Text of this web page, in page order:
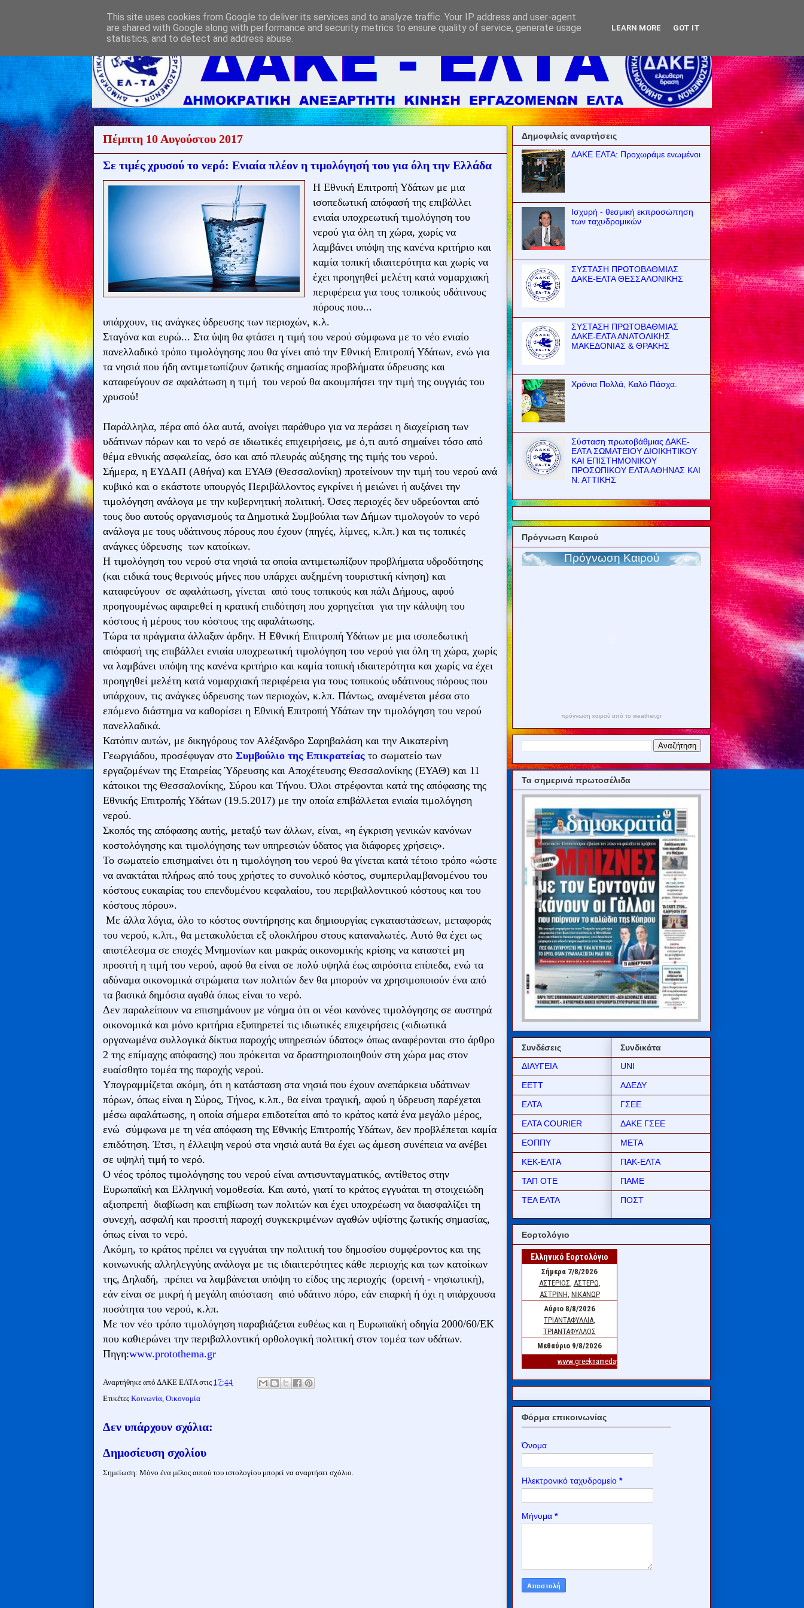
Πέμπτη 10 Αυγούστου 2017
Σε τιμές χρυσού το νερό: Ενιαία πλέον η τιμολόγησή του για όλη την Ελλάδα
Η Εθνική Επιτροπή Υδάτων με μια
ισοπεδωτική απόφασή της επιβάλλει
ενιαία υποχρεωτική τιμολόγηση του
νερού για όλη τη χώρα, χωρίς να
λαμβάνει υπόψη της κανένα κριτήριο και
καμία τοπική ιδιαιτερότητα και χωρίς να
έχει προηγηθεί μελέτη κατά νομαρχιακή
περιφέρεια για τους τοπικούς υδάτινους
πόρους που...
υπάρχουν, τις ανάγκες ύδρευσης των περιοχών, κ.λ.
Σταγόνα και ευρώ... Στα ύψη θα φτάσει η τιμή του νερού σύμφωνα με το νέο ενιαίο
πανελλαδικό τρόπο τιμολόγησης που θα γίνει από την Εθνική Επιτροπή Υδάτων, ενώ για
τα νησιά που ήδη αντιμετωπίζουν ζωτικής σημασίας προβλήματα ύδρευσης και
καταφεύγουν σε αφαλάτωση η τιμή του νερού θα ακουμπήσει την τιμή της ουγγιάς του
χρυσού!
Παράλληλα, πέρα από όλα αυτά, ανοίγει παράθυρο για να περάσει η διαχείριση των
υδάτινων πόρων και το νερό σε ιδιωτικές επιχειρήσεις, με ό,τι αυτό σημαίνει τόσο από
θέμα εθνικής ασφαλείας, όσο και από πλευράς αύξησης της τιμής του νερού.
Σήμερα, η ΕΥΔΑΠ (Αθήνα) και ΕΥΑΘ (Θεσσαλονίκη) προτείνουν την τιμή του νερού ανά
κυβικό και ο εκάστοτε υπουργός Περιβάλλοντος εγκρίνει ή μειώνει ή αυξάνει την
τιμολόγηση ανάλογα με την κυβερνητική πολιτική. Όσες περιοχές δεν υδρεύονται από
τους δυο αυτούς οργανισμούς τα Δημοτικά Συμβούλια των Δήμων τιμολογούν το νερό
ανάλογα με τους υδάτινους πόρους που έχουν (πηγές, λίμνες, κ.λπ.) και τις τοπικές
ανάγκες ύδρευσης των κατοίκων.
Η τιμολόγηση του νερού στα νησιά τα οποία αντιμετωπίζουν προβλήματα υδροδότησης
(και ειδικά τους θερινούς μήνες που υπάρχει αυξημένη τουριστική κίνηση) και
καταφεύγουν σε αφαλάτωση, γίνεται από τους τοπικούς και πάλι Δήμους, αφού
προηγουμένως αφαιρεθεί η κρατική επιδότηση που χορηγείται για την κάλυψη του
κόστους ή μέρους του κόστους της αφαλάτωσης.
Τώρα τα πράγματα άλλαξαν άρδην. Η Εθνική Επιτροπή Υδάτων με μια ισοπεδωτική
απόφασή της επιβάλλει ενιαία υποχρεωτική τιμολόγηση του νερού για όλη τη χώρα, χωρίς
να λαμβάνει υπόψη της κανένα κριτήριο και καμία τοπική ιδιαιτερότητα και χωρίς να έχει
προηγηθεί μελέτη κατά νομαρχιακή περιφέρεια για τους τοπικούς υδάτινους πόρους που
υπάρχουν, τις ανάγκες ύδρευσης των περιοχών, κ.λπ. Πάντως, αναμένεται μέσα στο
επόμενο διάστημα να καθορίσει η Εθνική Επιτροπή Υδάτων την τιμολόγηση του νερού
πανελλαδικά.
Κατόπιν αυτών, με δικηγόρους τον Αλέξανδρο Σαρηβαλάση και την Αικατερίνη
Γεωργιάδου, προσέφυγαν στο Συμβούλιο της Επικρατείας το σωματείο των
εργαζομένων της Εταιρείας Ύδρευσης και Αποχέτευσης Θεσσαλονίκης (ΕΥΑΘ) και 11
κάτοικοι της Θεσσαλονίκης, Σύρου και Τήνου. Όλοι στρέφονται κατά της απόφασης της
Εθνικής Επιτροπής Υδάτων (19.5.2017) με την οποία επιβάλλεται ενιαία τιμολόγηση
νερού.
Σκοπός της απόφασης αυτής, μεταξύ των άλλων, είναι, «η έγκριση γενικών κανόνων
κοστολόγησης και τιμολόγησης των υπηρεσιών ύδατος για διάφορες χρήσεις».
Το σωματείο επισημαίνει ότι η τιμολόγηση του νερού θα γίνεται κατά τέτοιο τρόπο «ώστε
να ανακτάται πλήρως από τους χρήστες το συνολικό κόστος, συμπεριλαμβανομένου του
κόστους ευκαιρίας του επενδυμένου κεφαλαίου, του περιβαλλοντικού κόστους και του
κόστους πόρου».
Με άλλα λόγια, όλο το κόστος συντήρησης και δημιουργίας εγκαταστάσεων, μεταφοράς
του νερού, κ.λπ., θα μετακυλύεται εξ ολοκλήρου στους καταναλωτές. Αυτό θα έχει ως
αποτέλεσμα σε εποχές Μνημονίων και μακράς οικονομικής κρίσης να καταστεί μη
προσιτή η τιμή του νερού, αφού θα είναι σε πολύ υψηλά έως απρόσιτα επίπεδα, ενώ τα
αδύναμα οικονομικά στρώματα των πολιτών δεν θα μπορούν να χρησιμοποιούν ένα από
τα βασικά δημόσια αγαθά όπως είναι το νερό.
Δεν παραλείπουν να επισημάνουν με νόημα ότι οι νέοι κανόνες τιμολόγησης σε αυστηρά
οικονομικά και μόνο κριτήρια εξυπηρετεί τις ιδιωτικές επιχειρήσεις («ιδιωτικά
οργανωμένα συλλογικά δίκτυα παροχής υπηρεσιών ύδατος» όπως αναφέρονται στο άρθρο
2 της επίμαχης απόφασης) που πρόκειται να δραστηριοποιηθούν στη χώρα μας στον
ευαίσθητο τομέα της παροχής νερού.
Υπογραμμίζεται ακόμη, ότι η κατάσταση στα νησιά που έχουν ανεπάρκεια υδάτινων
πόρων, όπως είναι η Σύρος, Τήνος, κ.λπ., θα είναι τραγική, αφού η ύδρευση παρέχεται
μέσω αφαλάτωσης, η οποία σήμερα επιδοτείται από το κράτος κατά ένα μεγάλο μέρος,
ενώ σύμφωνα με τη νέα απόφαση της Εθνικής Επιτροπής Υδάτων, δεν προβλέπεται καμία
επιδότηση. Έτσι, η έλλειψη νερού στα νησιά αυτά θα έχει ως άμεση συνέπεια να ανέβει
σε υψηλή τιμή το νερό.
Ο νέος τρόπος τιμολόγησης του νερού είναι αντισυνταγματικός, αντίθετος στην
Ευρωπαϊκή και Ελληνική νομοθεσία. Και αυτό, γιατί το κράτος εγγυάται τη στοιχειώδη
αξιοπρεπή διαβίωση και επιβίωση των πολιτών και έχει υποχρέωση να διασφαλίζει τη
συνεχή, ασφαλή και προσιτή παροχή συγκεκριμένων αγαθών υψίστης ζωτικής σημασίας,
όπως είναι το νερό.
Ακόμη, το κράτος πρέπει να εγγυάται την πολιτική του δημοσίου συμφέροντος και της
κοινωνικής αλληλεγγύης ανάλογα με τις ιδιαιτερότητες κάθε περιοχής και των κατοίκων
της, Δηλαδή, πρέπει να λαμβάνεται υπόψη το είδος της περιοχής (ορεινή - νησιωτική),
εάν είναι σε μικρή ή μεγάλη απόσταση από υδάτινο πόρο, εάν επαρκή ή όχι η υπάρχουσα
ποσότητα του νερού, κ.λπ.
Με τον νέο τρόπο τιμολόγηση παραβιάζεται ευθέως και η Ευρωπαϊκή οδηγία 2000/60/ΕΚ
που καθιερώνει την περιβαλλοντική ορθολογική πολιτική στον τομέα των υδάτων.
Πηγη:www.protothema.gr
Αναρτήθηκε από ΔΑΚΕ ΕΛΤΑ στις 17:44
Ετικέτες Κοινωνία, Οικονομία
Δεν υπάρχουν σχόλια:
Δημοσίευση σχολίου
Σημείωση: Μόνο ένα μέλος αυτού του ιστολογίου μπορεί να αναρτήσει σχόλιο.
Δημοφιλείς αναρτήσεις
ΔΑΚΕ ΕΛΤΑ: Προχωράμε ενωμένοι
Ισχυρή - θεσμική εκπροσώπηση
των ταχυδρομικών
ΣΥΣΤΑΣΗ ΠΡΩΤΟΒΑΘΜΙΑΣ
ΔΑΚΕ-ΕΛΤΑ ΘΕΣΣΑΛΟΝΙΚΗΣ
ΣΥΣΤΑΣΗ ΠΡΩΤΟΒΑΘΜΙΑΣ
ΔΑΚΕ-ΕΛΤΑ ΑΝΑΤΟΛΙΚΗΣ
ΜΑΚΕΔΟΝΙΑΣ & ΘΡΑΚΗΣ
Χρόνια Πολλά, Καλό Πάσχα.
Σύσταση πρωτοβάθμιας ΔΑΚΕ-
ΕΛΤΑ ΣΩΜΑΤΕΙΟΥ ΔΙΟΙΚΗΤΙΚΟΥ
ΚΑΙ ΕΠΙΣΤΗΜΟΝΙΚΟΥ
ΠΡΟΣΩΠΙΚΟΥ ΕΛΤΑ ΑΘΗΝΑΣ ΚΑΙ
Ν. ΑΤΤΙΚΗΣ
Πρόγνωση Καιρού
πρόγνωση καιρού από το weather.gr
Τα σημερινά πρωτοσέλιδα
Συνδέσεις
ΔΙΑΥΓΕΙΑ
ΕΕΤΤ
ΕΛΤΑ
ΕΛΤΑ COURIER
ΕΟΠΠΥ
ΚΕΚ-ΕΛΤΑ
ΤΑΠ ΟΤΕ
ΤΕΑ ΕΛΤΑ
Συνδικάτα
UNI
ΑΔΕΔΥ
ΓΣΕΕ
ΔΑΚΕ ΓΣΕΕ
ΜΕΤΑ
ΠΑΚ-ΕΛΤΑ
ΠΑΜΕ
ΠΟΣΤ
Εορτολόγιο
Φόρμα επικοινωνίας
Όνομα
Ηλεκτρονικό ταχυδρομείο *
Μήνυμα *
This site uses cookies from Google to deliver its services and to analyze traffic. Your IP address and user-agent
are shared with Google along with performance and security metrics to ensure quality of service, generate usage
statistics, and to detect and address abuse.
LEARN MORE GOT IT